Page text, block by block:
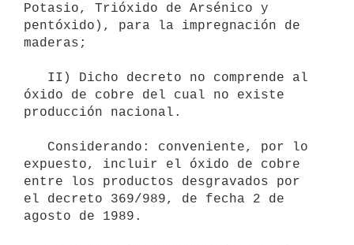
Potasio, Trióxido de Arsénico y
pentóxido), para la impregnación de
maderas;
óxido de cobre del cual no existe
producción nacional.
expuesto, incluir el óxido de cobre
entre los productos desgravados por
el decreto 369/989, de fecha 2 de
agosto de 1989.